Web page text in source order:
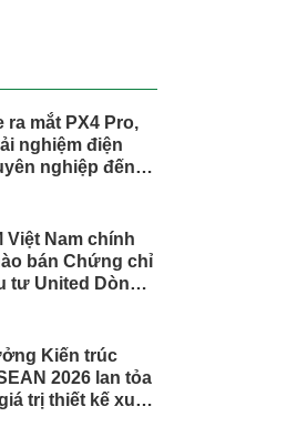
ra mắt PX4 Pro,
nghiệm điện
nghiệp đến
Việt Nam chính
bán Chứng chỉ
tư United Dòng
Kiến trúc
2026 lan tỏa
trị thiết kế xuất